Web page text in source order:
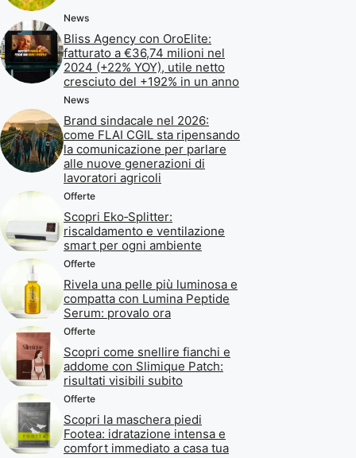
News
Bliss Agency con OroElite:
fatturato a €36,74 milioni nel
2024 (+22% YOY), utile netto
cresciuto del +192% in un anno
News
Brand sindacale nel 2026:
come FLAI CGIL sta ripensando
la comunicazione per parlare
alle nuove generazioni di
lavoratori agricoli
Offerte
Scopri Eko‑Splitter:
riscaldamento e ventilazione
smart per ogni ambiente
Offerte
Rivela una pelle più luminosa e
compatta con Lumina Peptide
Serum: provalo ora
Offerte
Scopri come snellire fianchi e
addome con Slimique Patch:
risultati visibili subito
Offerte
Scopri la maschera piedi
Footea: idratazione intensa e
comfort immediato a casa tua